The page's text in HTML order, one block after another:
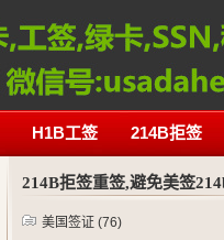
H1B工签 214B拒签
214B拒签重签,避免美签
美国签证 (76)